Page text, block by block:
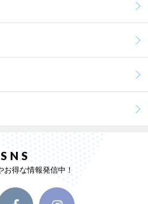
SNS
お得な情報発信中！